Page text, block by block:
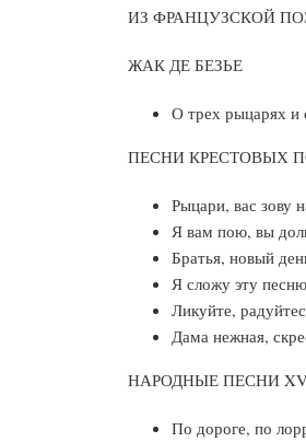
ИЗ ФРАНЦУЗСКОЙ
ЖАК ДЕ БЕЗЬЕ
О трех рыцарях
ПЕСНИ КРЕСТОВЫХ
Рыцари, вас зову
Я вам пою, вы
Братья, новый
Я сложу эту
Ликуйте,
Дама нежная,
НАРОДНЫЕ ПЕСНИ
По дороге, по